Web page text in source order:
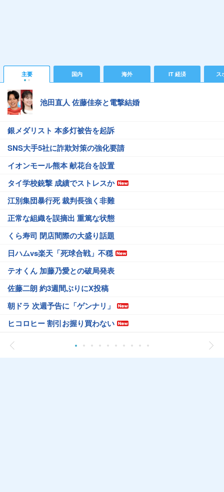
主要 国内 海外 IT 経済 ス
池田直人 佐藤佳奈と電撃結婚
銀メダリスト 本多灯被告を起訴
SNS大手5社に詐欺対策の強化要請
イオンモール熊本 献花台を設置
タイ学校銃撃 成績でストレスか
江別集団暴行死 裁判長強く非難
正常な組織を誤摘出 重篤な状態
くら寿司 閉店間際の大盛り話題
日ハムvs楽天「死球合戦」不穏
テオくん 加藤乃愛との破局発表
佐藤二朗 約3週間ぶりにX投稿
朝ドラ 次週予告に「ゲンナリ」
ヒコロヒー 割引お握り買わない